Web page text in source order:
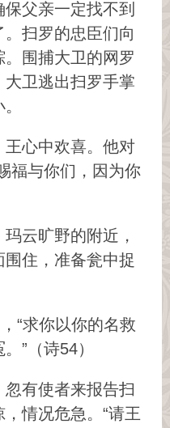
父亲一定找不到
扫罗的忠臣们向
围捕大卫的网罗
卫逃出扫罗手掌
王心中欢喜。他对
福与你们，因为你
云旷野的附近，
住，准备瓮中捉
“求你以你的名救
”（诗54）
有使者来报告扫
情况危急。“请王